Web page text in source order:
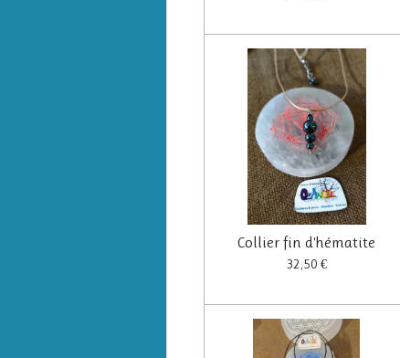
Collier fin d'hématite
32,50 €